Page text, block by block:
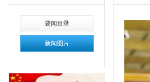
要闻目录
新闻图片